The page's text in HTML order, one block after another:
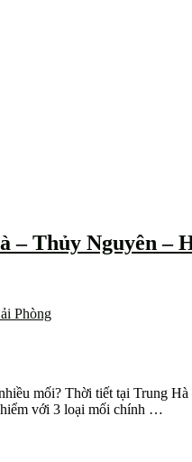
– Thủy Nguyên –
Phòng
mối? Thời tiết tại Trung
với 3 loại mối chính …